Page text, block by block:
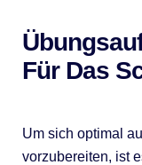
Für Das
Um sich optimal
vorzubereiten, ist